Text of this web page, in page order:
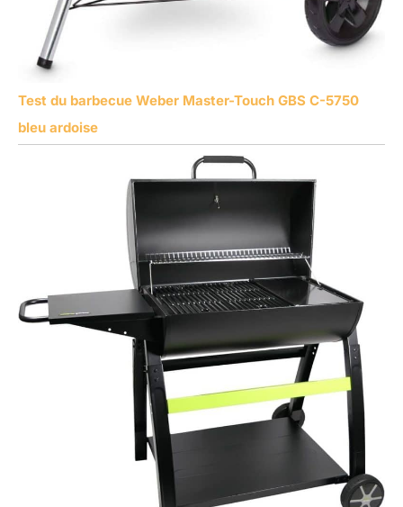
Test du barbecue Weber Master-Touch GBS C-5750
bleu ardoise